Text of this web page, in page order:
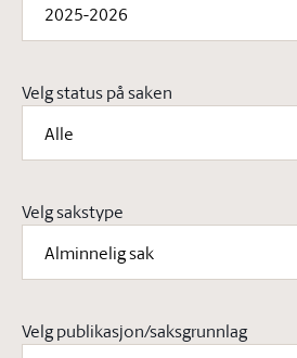
2025-2026
Velg status på saken
Alle
Velg sakstype
Alminnelig sak
Velg publikasjon/saksgrunnlag